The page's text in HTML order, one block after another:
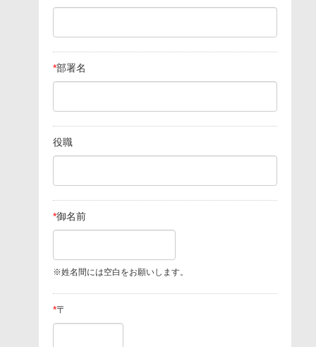
*部署名
役職
*御名前
※姓名間には空白をお願いします。
*〒